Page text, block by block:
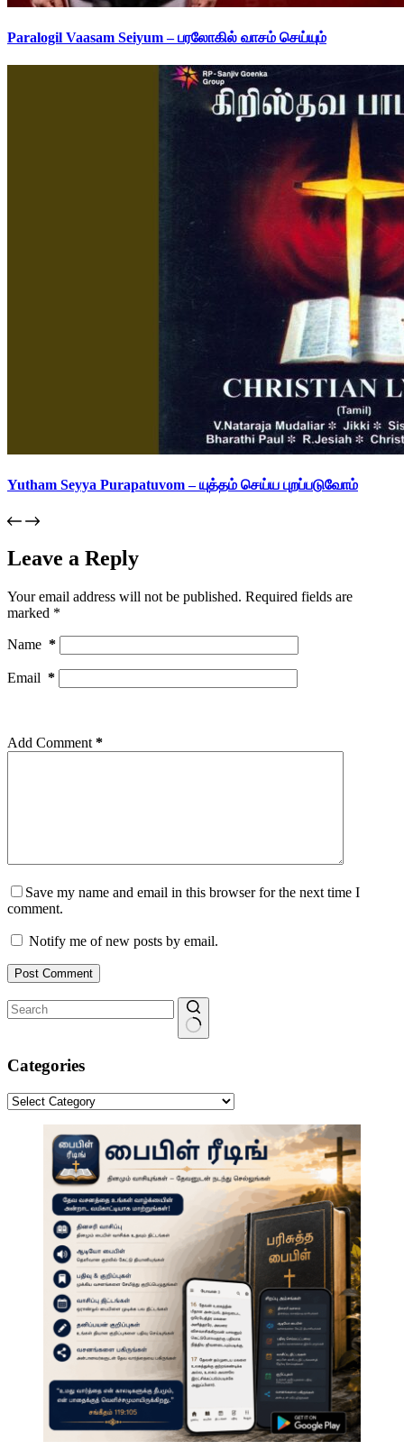
Paralogil Vaasam Seiyum – பரலோகில் வாசம் செய்யும்
Yutham Seyya Purapatuvom – யுத்தம் செய்ய புறப்படுவோம்
Leave a Reply
Your email address will not be published. Required fields are
marked *
Name *
Email *
Add Comment *
Save my name and email in this browser for the next time I
comment.
Notify me of new posts by email.
Post Comment
results
Categories
Categories